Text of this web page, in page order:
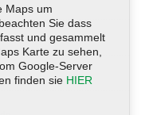
Maps um
Sie dass
und gesammelt
Karte zu sehen,
Google-Server
finden sie HIER